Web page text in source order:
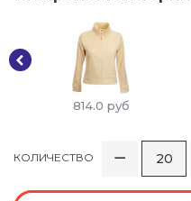
814.0 руб
КОЛИЧЕСТВО